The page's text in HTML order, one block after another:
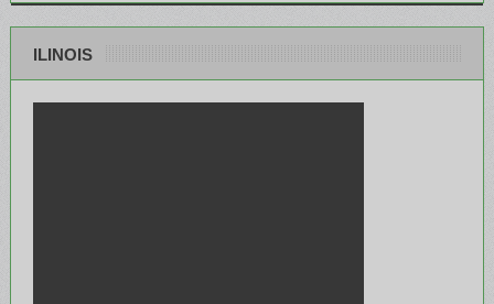
ILINOIS